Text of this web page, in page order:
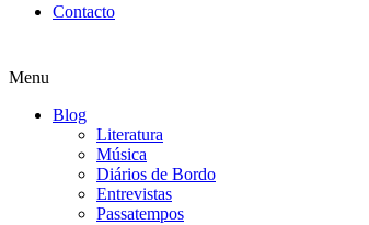
Contacto
Menu
Blog
Literatura
Música
Diários de Bordo
Entrevistas
Passatempos